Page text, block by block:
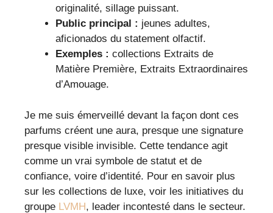
originalité, sillage puissant.
Public principal : jeunes adultes,
aficionados du statement olfactif.
Exemples : collections Extraits de
Matière Première, Extraits Extraordinaires
d’Amouage.
Je me suis émerveillé devant la façon dont ces
parfums créent une aura, presque une signature
presque visible invisible. Cette tendance agit
comme un vrai symbole de statut et de
confiance, voire d’identité. Pour en savoir plus
sur les collections de luxe, voir les initiatives du
groupe LVMH, leader incontesté dans le secteur.